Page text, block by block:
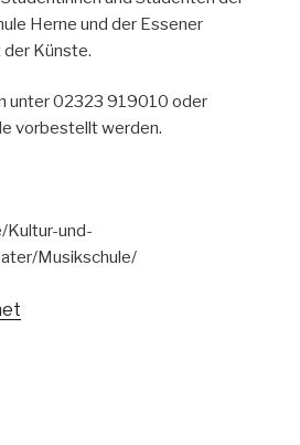
Herne und der Essener
Künste.
unter 02323 919010 oder
vorbestellt werden.
Kultur-und-
Musikschule/